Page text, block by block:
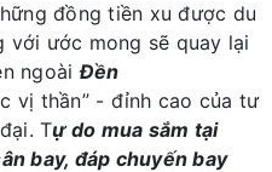
đồng tiền xu được du
với ước mong sẽ quay lại
ngoàiĐền
vị thần” - đỉnh cao của tư
Tự do mua sắm tại
bay, đáp chuyến bay